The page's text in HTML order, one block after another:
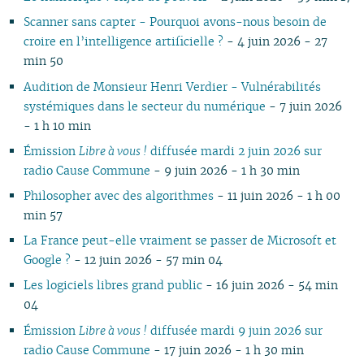
08
07
04
03
01
08
07
04
03
01
09
08
07
05
04
03
02
01
09
08
05
04
03
02
01
09
08
05
04
02
01
09
08
05
04
02
01
09
08
05
04
02
01
09
08
05
04
02
01
09
08
05
04
02
01
09
08
05
04
02
03
09
08
04
09
08
04
03
01
10
09
06
05
03
10
09
06
05
03
02
01
10
06
Scanner sans capter - Pourquoi avons-nous besoin de
croire en l’intelligence artificielle ? - 4 juin 2026 - 27
min 50
Audition de Monsieur Henri Verdier - Vulnérabilités
systémiques dans le secteur du numérique - 7 juin 2026
- 1 h 10 min
Émission Libre à vous ! diffusée mardi 2 juin 2026 sur
radio Cause Commune - 9 juin 2026 - 1 h 30 min
Philosopher avec des algorithmes - 11 juin 2026 - 1 h 00
min 57
La France peut-elle vraiment se passer de Microsoft et
Google ? - 12 juin 2026 - 57 min 04
Les logiciels libres grand public - 16 juin 2026 - 54 min
04
Émission Libre à vous ! diffusée mardi 9 juin 2026 sur
radio Cause Commune - 17 juin 2026 - 1 h 30 min